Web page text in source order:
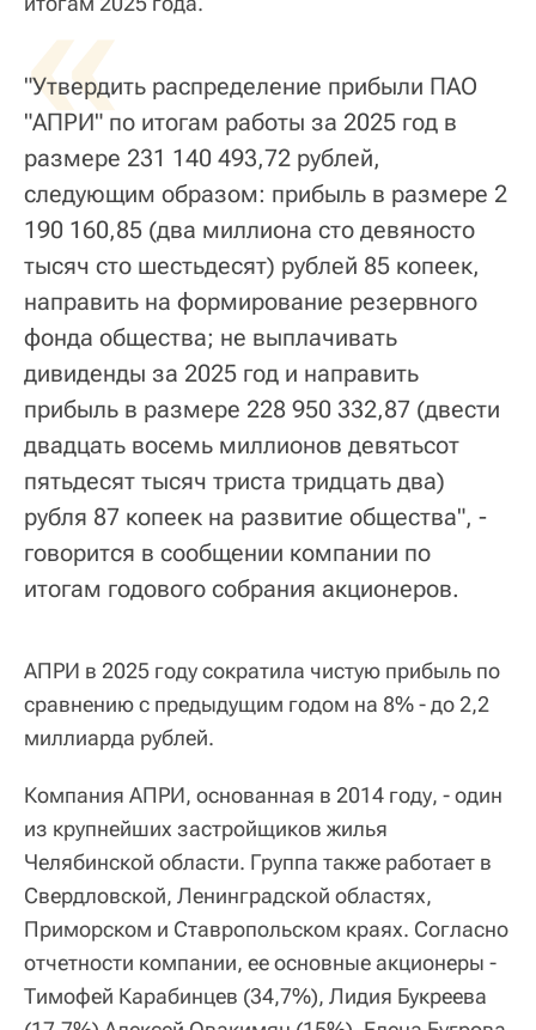
«
"Утвердить распределение прибыли ПАО
"АПРИ" по итогам работы за 2025 год в
размере 231 140 493,72 рублей,
следующим образом: прибыль в размере 2
190 160,85 (два миллиона сто девяносто
тысяч сто шестьдесят) рублей 85 копеек,
направить на формирование резервного
фонда общества; не выплачивать
дивиденды за 2025 год и направить
прибыль в размере 228 950 332,87 (двести
двадцать восемь миллионов девятьсот
пятьдесят тысяч триста тридцать два)
рубля 87 копеек на развитие общества", -
говорится в сообщении компании по
итогам годового собрания акционеров.
АПРИ в 2025 году сократила чистую прибыль по
сравнению с предыдущим годом на 8% - до 2,2
миллиарда рублей.
Компания АПРИ, основанная в 2014 году, - один
из крупнейших застройщиков жилья
Челябинской области. Группа также работает в
Свердловской, Ленинградской областях,
Приморском и Ставропольском краях. Согласно
отчетности компании, ее основные акционеры -
Тимофей Карабинцев (34,7%), Лидия Букреева